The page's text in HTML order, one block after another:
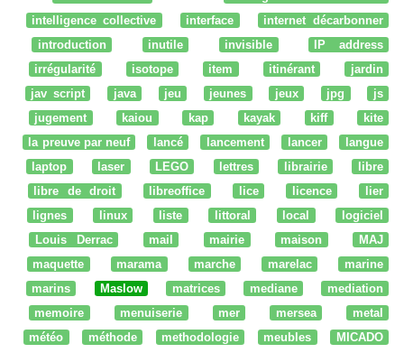
intelligence collective
interface
internet décarbonner
introduction
inutile invisible
IP address
irrégularité
isotope item itinérant
jardin
jav script
java jeu jeunes jeux jpg
js
jugement
kaiou kap kayak kiff
kite
la preuve par neuf
lancé lancement lancer
langue
laptop
laser LEGO lettres librairie
libre
libre de droit
libreoffice lice licence
lier
lignes
linux liste littoral local
logiciel
Louis Derrac
mail mairie maison
MAJ
maquette
marama marche marelac
marine
marins
Maslow matrices mediane
mediation
memoire
menuiserie mer mersea
metal
météo
méthode methodologie meubles
MICADO